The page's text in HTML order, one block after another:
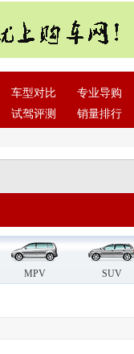
车型对比
专业导购
试驾评测 销量排行
MPV SUV